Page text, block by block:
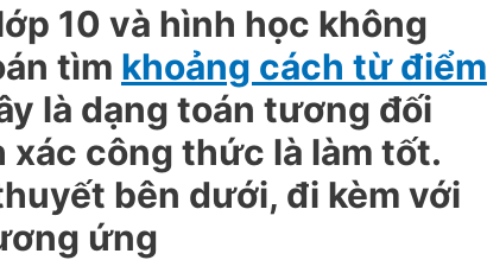
10 và hình học không
tìm khoảng cách từ điểm
là dạng toán tương đối
xác công thức là làm tốt.
bên dưới, đi kèm với
ứng